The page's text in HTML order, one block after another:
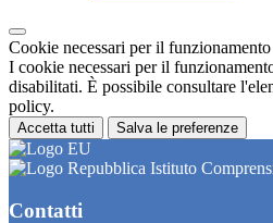
Cookie necessari per il funzionamento
I cookie necessari per il
disabilitati. È possibile consultare
policy.
Accetta tutti Salva le preferenze
Istituto
Contatti